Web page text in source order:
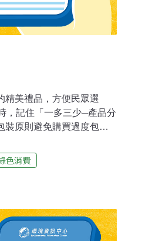
精美禮品，方便民眾選
，記住「一多三少─產品分
裝原則避免購買過度包裝
表示，製作具環保概念
好方法。依照規定糕餅
品禮盒包裝層數應在二
垃圾打包放置垃圾桶或帶
餘產生，讓我們在歡渡中
色消費